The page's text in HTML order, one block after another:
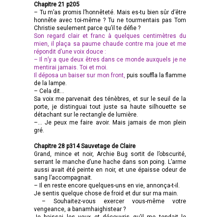
Chapitre 21 p205
– Tu m’as promis l’honnêteté. Mais es-tu bien sûr d’être
honnête avec toi-même ? Tu ne tourmentais pas Tom
Christie seulement parce qu’il te défie ?
Son regard clair et franc à quelques centimètres du
mien, il plaça sa paume chaude contre ma joue et me
répondit d’une voix douce :
– Il n’y a que deux êtres dans ce monde auxquels je ne
mentirai jamais. Toi et moi.
Il déposa un baiser sur mon front, puis souffla la flamme
de la lampe.
– Cela dit…
Sa voix me parvenait des ténèbres, et sur le seuil de la
porte, je distinguai tout juste sa haute silhouette se
détachant sur le rectangle de lumière.
–… Je peux me faire avoir. Mais jamais de mon plein
gré.
Chapitre 28 p314 Sauvetage de Claire
Grand, mince et noir, Archie Bug sortit de l’obscurité,
serrant le manche d’une hache dans son poing. L’arme
aussi avait été peinte en noir, et une épaisse odeur de
sang l’accompagnait.
– Il en reste encore quelques-uns en vie, annonça-t-il.
Je sentis quelque chose de froid et dur sur ma main.
– Souhaitez-vous exercer vous-même votre
vengeance, a banamhaighistear ?